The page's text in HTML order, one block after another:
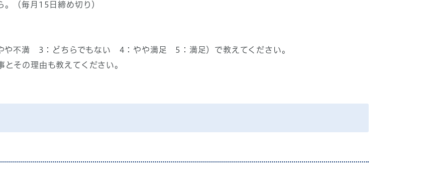
。（毎月15日締め切り）
や不満 3：どちらでもない 4：やや満足 5：満足）で教えてください。
その理由も教えてください。